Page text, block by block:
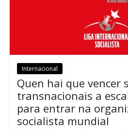
Internacional
Quen hai que vencer
transnacionais a
para entrar na
socialista mundial